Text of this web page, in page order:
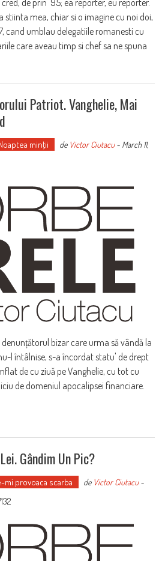
stiinta mea, chiar si o imagine cu noi doi,
cand umblau delegatiile romanesti cu
care aveau timp si chef sa ne spuna
Patriot. Vanghelie, Mai
minţii de Victor Ciutacu- March 11,
denunțătorul bizar care urma să vândă la
l întâlnise, s-a încordat statu' de drept
de cu ziuă pe Vanghelie, cu tot cu
de domeniul apocalipsei financiare.
Gândim Un Pic?
mi provoaca scarba de Victor Ciutacu-